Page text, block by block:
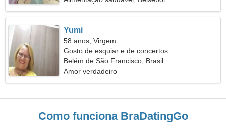
Yumi
58 anos, Virgem
Gosto de esquiar e de concertos
Belém de São Francisco, Brasil
Amor verdadeiro
Como funciona BraDatingGo